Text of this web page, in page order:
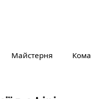
Майстерня